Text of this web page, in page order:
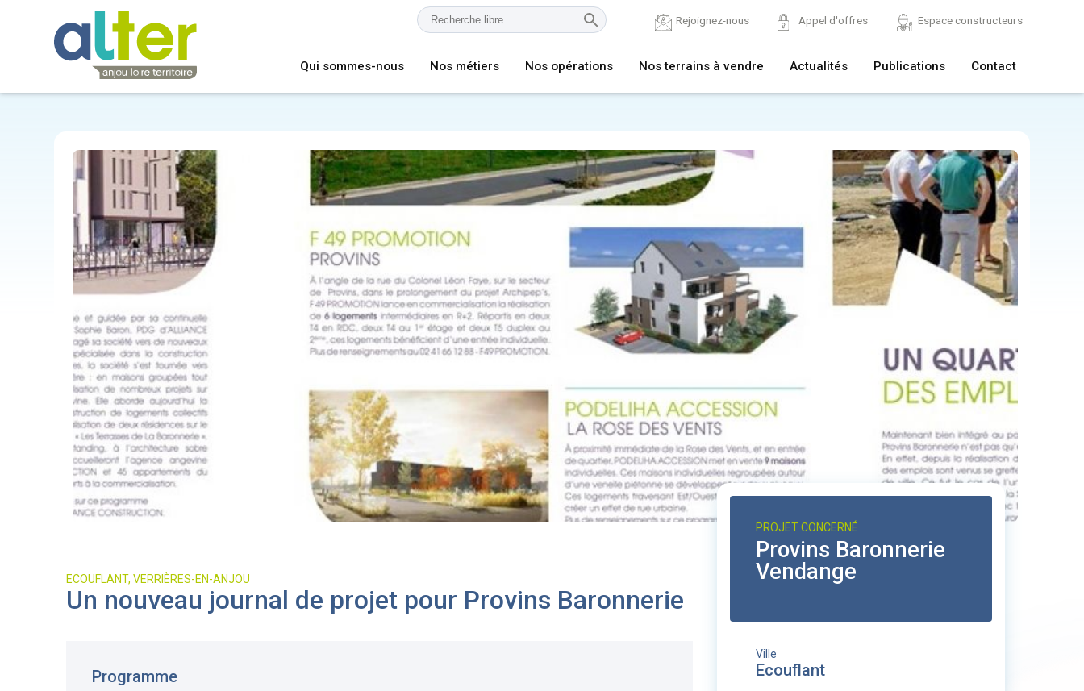
Rejoignez-nous Appel d'offres Espace constructeurs
Qui sommes-nous Nos métiers Nos opérations Nos terrains à vendre Actualités Publications Contact
ECOUFLANT, VERRIÈRES-EN-ANJOU
Un nouveau journal de projet pour Provins Baronnerie
Programme
PROJET CONCERNÉ
Provins Baronnerie
Vendange
Ville
Ecouflant